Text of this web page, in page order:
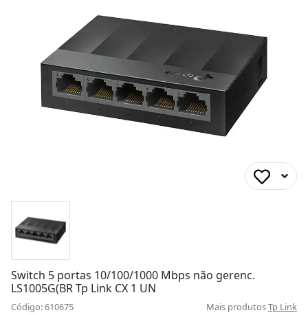
Switch 5 portas 10/100/1000 Mbps não gerenc.
LS1005G(BR Tp Link CX 1 UN
Código: 610675 Mais produtosTp Link